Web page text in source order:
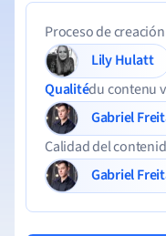
Proceso de
Lily Hulatt
Qualitédu contenu
Gabriel
Calidad del
Gabriel